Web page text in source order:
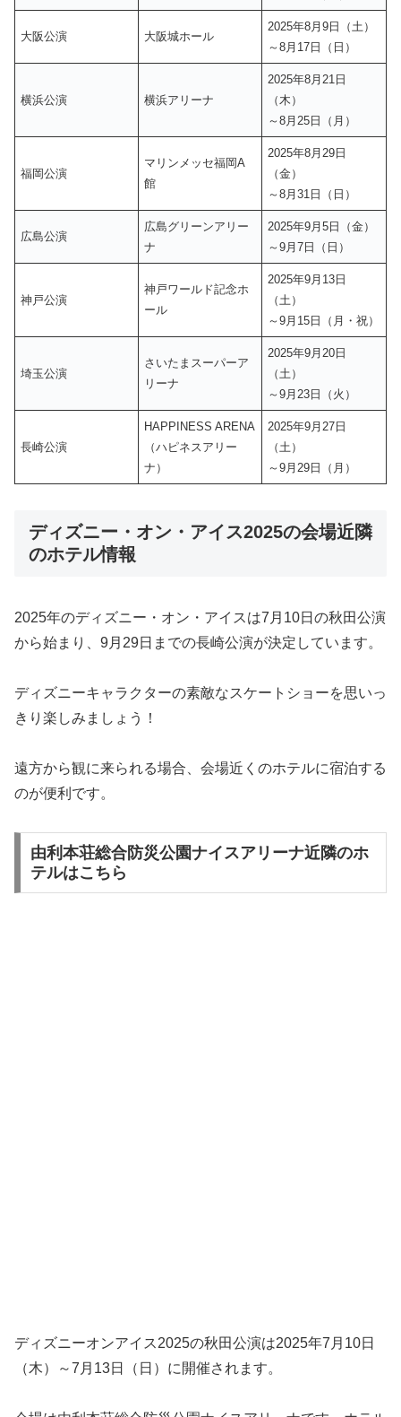
大阪公演 大阪城ホール
2025年8月9日（土）
～8月17日（日）
横浜公演 横浜アリーナ
2025年8月21日
（木）
～8月25日（月）
福岡公演
マリンメッセ福岡A
館
2025年8月29日
（金）
～8月31日（日）
広島公演
広島グリーンアリー
ナ
2025年9月5日（金）
～9月7日（日）
神戸公演
神戸ワールド記念ホ
ール
2025年9月13日
（土）
～9月15日（月・祝）
埼玉公演
さいたまスーパーア
リーナ
2025年9月20日
（土）
～9月23日（火）
長崎公演
HAPPINESS ARENA
（ハピネスアリー
ナ）
2025年9月27日
（土）
～9月29日（月）
ディズニー・オン・アイス2025の会場近隣
のホテル情報
2025年のディズニー・オン・アイスは7月10日の秋田公演
から始まり、9月29日までの長崎公演が決定しています。
ディズニーキャラクターの素敵なスケートショーを思いっ
きり楽しみましょう！
遠方から観に来られる場合、会場近くのホテルに宿泊する
のが便利です。
由利本荘総合防災公園ナイスアリーナ近隣のホ
テルはこちら
ディズニーオンアイス2025の秋田公演は2025年7月10日
（木）～7月13日（日）に開催されます。